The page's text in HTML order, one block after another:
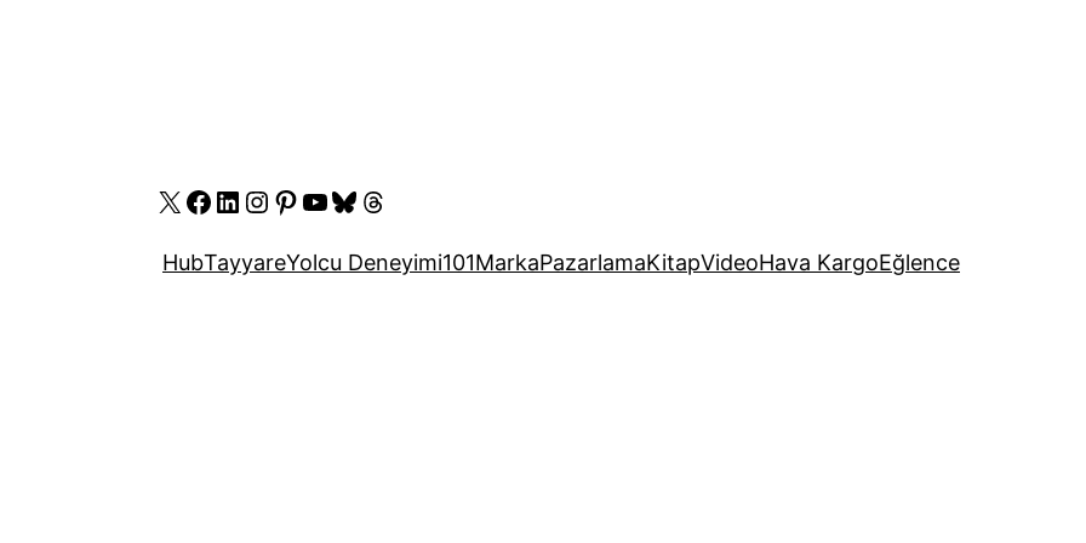
X Facebook
LinkedIn
Instagram
Pinterest
YouTube
Bluesky
Threads
HubTayyareYolcu Deneyimi101MarkaPazarlamaKitapVideoHava KargoEğlence